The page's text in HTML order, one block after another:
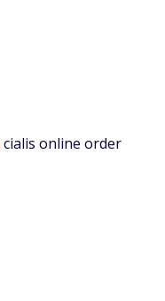
cialis online order